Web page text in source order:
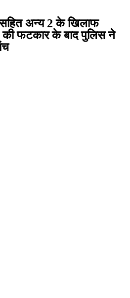
अन्य 2 के खिलाफ
की फटकार के बाद पुलिस ने